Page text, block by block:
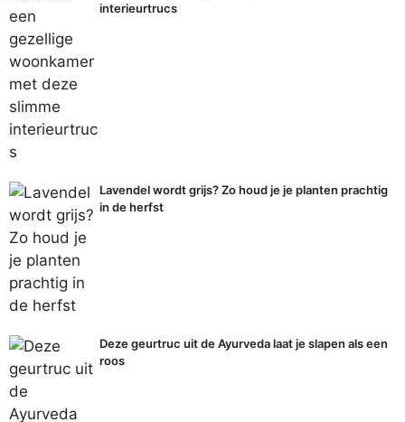
interieurtrucs
Lavendel wordt grijs? Zo houd je je planten prachtig
in de herfst
Deze geurtruc uit de Ayurveda laat je slapen als een
roos